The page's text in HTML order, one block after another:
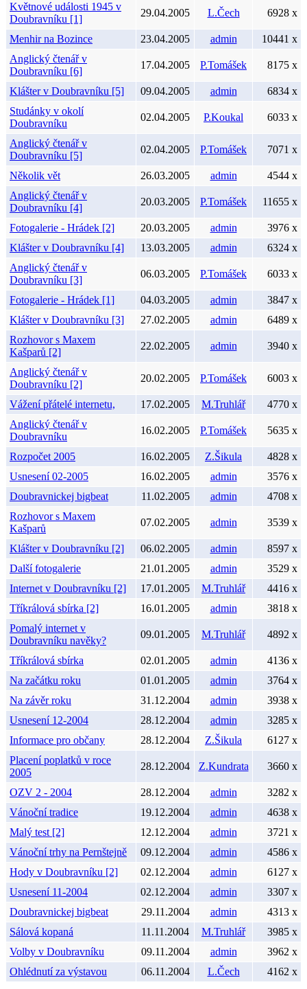
Květnové události 1945 v
Doubravníku [1]
29.04.2005 L.Čech 6928 x
Menhir na Bozince 23.04.2005 admin
10441 x
Anglický čtenář v
Doubravníku [6]
17.04.2005 P.Tomášek 8175 x
Klášter v Doubravníku [5] 09.04.2005 admin
6834 x
Studánky v okolí
Doubravníku
02.04.2005 P.Koukal 6033 x
Anglický čtenář v
Doubravníku [5]
02.04.2005 P.Tomášek 7071 x
Několik vět 26.03.2005 admin
4544 x
Anglický čtenář v
Doubravníku [4]
20.03.2005 P.Tomášek 11655 x
Fotogalerie - Hrádek [2] 20.03.2005 admin
3976 x
Klášter v Doubravníku [4]
13.03.2005 admin
6324 x
Anglický čtenář v
Doubravníku [3]
06.03.2005 P.Tomášek 6033 x
Fotogalerie - Hrádek [1] 04.03.2005 admin
3847 x
Klášter v Doubravníku [3]
27.02.2005 admin
6489 x
Rozhovor s Maxem
Kašparů [2]
22.02.2005 admin 3940 x
Anglický čtenář v
Doubravníku [2]
20.02.2005 P.Tomášek 6003 x
Vážení přátelé internetu, 17.02.2005 M.Truhlář
4770 x
Anglický čtenář v
Doubravníku
16.02.2005 P.Tomášek 5635 x
Rozpočet 2005 16.02.2005 Z.Šikula
4828 x
Usnesení 02-2005
16.02.2005 admin
3576 x
Doubravnickej bigbeat
11.02.2005 admin
4708 x
Rozhovor s Maxem
Kašparů
07.02.2005 admin 3539 x
Klášter v Doubravníku [2] 06.02.2005 admin
8597 x
Další fotogalerie
21.01.2005 admin
3529 x
Internet v Doubravníku [2]
17.01.2005 M.Truhlář
4416 x
Tříkrálová sbírka [2]
16.01.2005 admin
3818 x
Pomalý internet v
Doubravníku navěky?
09.01.2005 M.Truhlář 4892 x
Tříkrálová sbírka 02.01.2005 admin
4136 x
Na začátku roku
01.01.2005 admin
3764 x
Na závěr roku
31.12.2004 admin
3938 x
Usnesení 12-2004
28.12.2004 admin
3285 x
Informace pro občany
28.12.2004 Z.Šikula
6127 x
Placení poplatků v roce
2005
28.12.2004 Z.Kundrata 3660 x
OZV 2 - 2004 28.12.2004 admin
3282 x
Vánoční tradice
19.12.2004 admin
4638 x
Malý test [2]
12.12.2004 admin
3721 x
Vánoční trhy na Pernštejně
09.12.2004 admin
4586 x
Hody v Doubravníku [2]
02.12.2004 admin
6127 x
Usnesení 11-2004
02.12.2004 admin
3307 x
Doubravnickej bigbeat
29.11.2004 admin
4313 x
Sálová kopaná
11.11.2004 M.Truhlář
3985 x
Volby v Doubravníku
09.11.2004 admin
3962 x
Ohlédnutí za výstavou
06.11.2004 L.Čech 4162 x